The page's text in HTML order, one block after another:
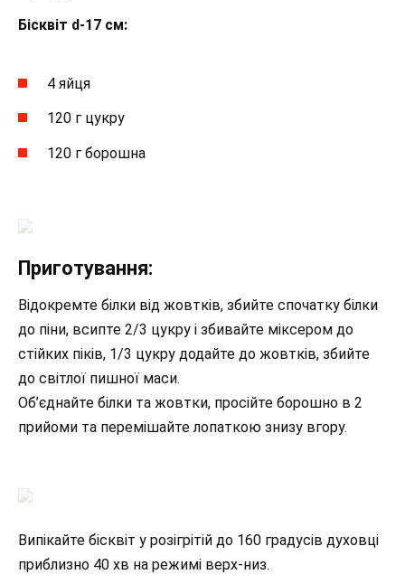
Бісквіт d-17 см:
4 яйця
120 г цукру
120 г борошна
Приготування:
Відокремте білки від жовтків, збийте спочатку білки
до піни, всипте 2/3 цукру і збивайте міксером до
стійких піків, 1/3 цукру додайте до жовтків, збийте
до світлої пишної маси.
Об’єднайте білки та жовтки, просійте борошно в 2
прийоми та перемішайте лопаткою знизу вгору.
Випікайте бісквіт у розігрітій до 160 градусів духовці
приблизно 40 хв на режимі верх-низ.